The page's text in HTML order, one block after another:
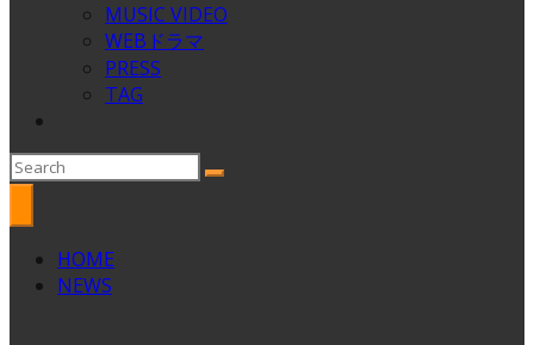
MUSIC VIDEO
WEBドラマ
PRESS
TAG
HOME
NEWS